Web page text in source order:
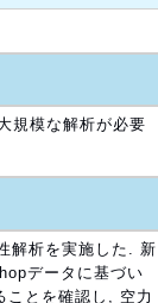
規模な解析が必要
解析を実施した. 新
データに基づい
ことを確認し, 空力